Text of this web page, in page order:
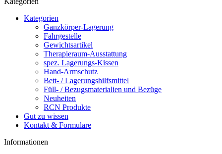
Kategorien
Ganzkörper-Lagerung
Fahrgestelle
Gewichtsartikel
Therapieraum-Ausstattung
spez. Lagerungs-Kissen
Hand-Armschutz
Bett- / Lagerungshilfsmittel
Füll- / Bezugsmaterialien und Bezüge
Neuheiten
RCN Produkte
Gut zu wissen
Kontakt & Formulare
Informationen